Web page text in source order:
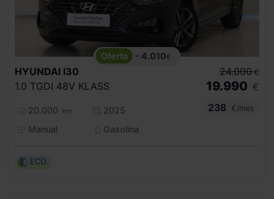
- 4.010€
HYUNDAI I30
1.0 TGDI 48V KLASS
20.000 km
2025
Manual
Gasolina
24.000 €
19.990 €
238
€/mes
ECO